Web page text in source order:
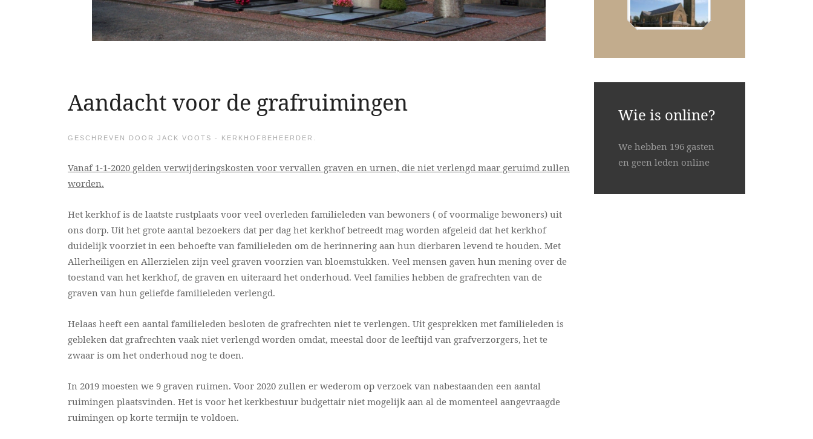
Aandacht voor de grafruimingen
GESCHREVEN DOOR JACK VOOTS - KERKHOFBEHEERDER.
Vanaf 1-1-2020 gelden verwijderingskosten voor vervallen graven en urnen, die niet verlengd maar geruimd zullen
worden.
Het kerkhof is de laatste rustplaats voor veel overleden familieleden van bewoners ( of voormalige bewoners) uit
ons dorp. Uit het grote aantal bezoekers dat per dag het kerkhof betreedt mag worden afgeleid dat het kerkhof
duidelijk voorziet in een behoefte van familieleden om de herinnering aan hun dierbaren levend te houden. Met
Allerheiligen en Allerzielen zijn veel graven voorzien van bloemstukken. Veel mensen gaven hun mening over de
toestand van het kerkhof, de graven en uiteraard het onderhoud. Veel families hebben de grafrechten van de
graven van hun geliefde familieleden verlengd.
Helaas heeft een aantal familieleden besloten de grafrechten niet te verlengen. Uit gesprekken met familieleden is
gebleken dat grafrechten vaak niet verlengd worden omdat, meestal door de leeftijd van grafverzorgers, het te
zwaar is om het onderhoud nog te doen.
In 2019 moesten we 9 graven ruimen. Voor 2020 zullen er wederom op verzoek van nabestaanden een aantal
ruimingen plaatsvinden. Het is voor het kerkbestuur budgettair niet mogelijk aan al de momenteel aangevraagde
ruimingen op korte termijn te voldoen.
Wie is online?
We hebben 196 gasten
en geen leden online